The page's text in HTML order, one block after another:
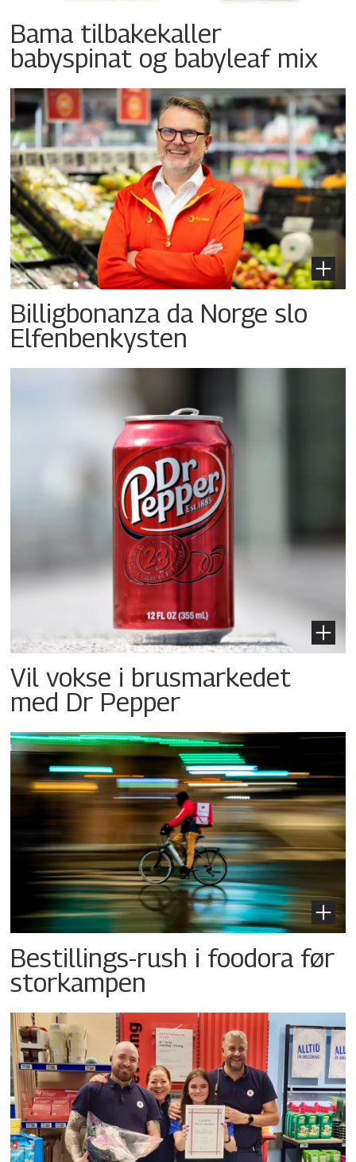
Bama tilbakekaller
babyspinat og babyleaf mix
Billigbonanza da Norge slo
Elfenbenkysten
Vil vokse i brusmarkedet
med Dr Pepper
Bestillings-rush i foodora før
storkampen